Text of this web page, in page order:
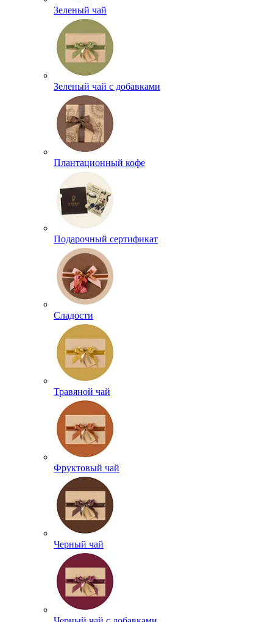
Зеленый чай
Зеленый чай с добавками
Плантационный кофе
Подарочный сертификат
Сладости
Травяной чай
Фруктовый чай
Черный чай